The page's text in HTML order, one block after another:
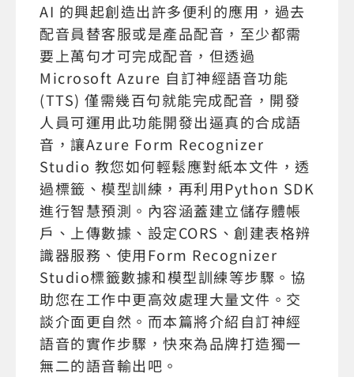
AI 的興起創造出許多便利的應用，過去
配音員替客服或是產品配音，至少都需
要上萬句才可完成配音，但透過
Microsoft Azure 自訂神經語音功能
(TTS) 僅需幾百句就能完成配音，開發
人員可運用此功能開發出逼真的合成語
音，讓Azure Form Recognizer
Studio 教您如何輕鬆應對紙本文件，透
過標籤、模型訓練，再利用Python SDK
進行智慧預測。內容涵蓋建立儲存體帳
戶、上傳數據、設定CORS、創建表格辨
識器服務、使用Form Recognizer
Studio標籤數據和模型訓練等步驟。協
助您在工作中更高效處理大量文件。交
談介面更自然。而本篇將介紹自訂神經
語音的實作步驟，快來為品牌打造獨一
無二的語音輸出吧。